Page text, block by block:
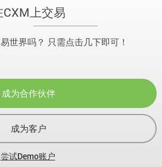
CXM上交易
世界吗？ 只需点击几下即可！
成为合作伙伴
成为客户
尝试Demo账户